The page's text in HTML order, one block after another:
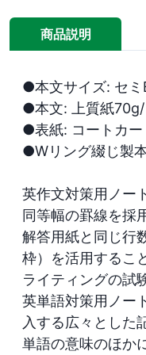
商品説明
●本文サイズ: セ
●本文: 上質紙
●表紙: コートカー
●Wリング綴じ製
英作文対策用ノー
同等幅の罫線を採
解答用紙と同じ行
枠）を活用するこ
ライティングの試
英単語対策用ノー
入する広々とした
単語の意味のほか